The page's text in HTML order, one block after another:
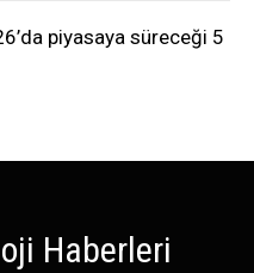
piyasaya süreceği 5
Haberleri